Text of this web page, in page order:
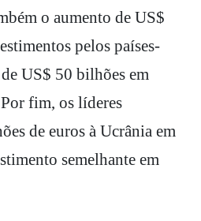
o aumento de US$
pelos países-
US$ 50 bilhões em
fim, os líderes
de euros à Ucrânia em
semelhante em